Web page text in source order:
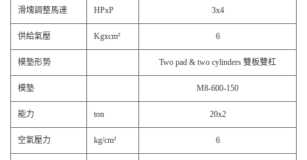
滑塊調整馬達 HPxP 3x4
供給氣壓 Kgxcm² 6
模墊形勢 Two pad & two cylinders 雙板雙杠
模墊 M8-600-150
能力 ton 20x2
空氣壓力 kg/cm² 6